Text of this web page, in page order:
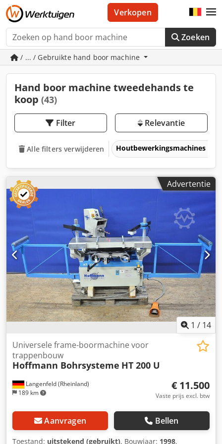
Zoeken
Verkopen
/ ... / Gebruikte hand boor machine
Hand boor machine tweedehands te
koop (43)
Filter Relevantie
Alle filters verwijderen Houtbewerkingsmachines
Advertentie
1 / 14
Langenfeld (Rheinland)
189 km
Universele frame-boormachine voor
trappenbouw
Hoffmann Bohrsysteme HT 200 U
€ 11.500
Vaste prijs excl. btw
Aanvragen Bellen
Toestand: uitstekend (gebruikt), Bouwjaar: 1998,